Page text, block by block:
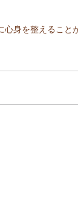
心身を整えること